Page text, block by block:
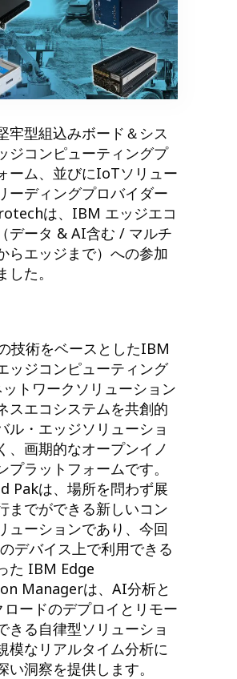
牢型組込みボード＆シス
ジコンピューティングプ
ーム、並びにIoTソリュー
ーディングプロバイダー
は、IBM エッジエコ
データ & AI含む / マルチ
らエッジまで）への参加
した。
技術をベースとしたIBM
ッジコンピューティング
トワークソリューション
スエコシステムを共創的
ル・エッジソリューショ
、画期的なオープンイノ
プラットフォームです。
Pakは、場所を問わず展
までができる新しいコン
ューションであり、今回
デバイス上で利用できる
た IBM Edge
Managerは、AI分析と
ードのデプロイとリモー
きる自律型ソリューショ
模なリアルタイム分析に
い洞察を提供します。